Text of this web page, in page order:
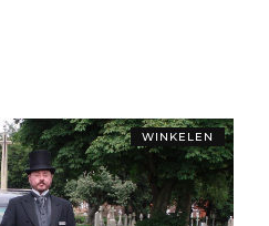
WINKELEN